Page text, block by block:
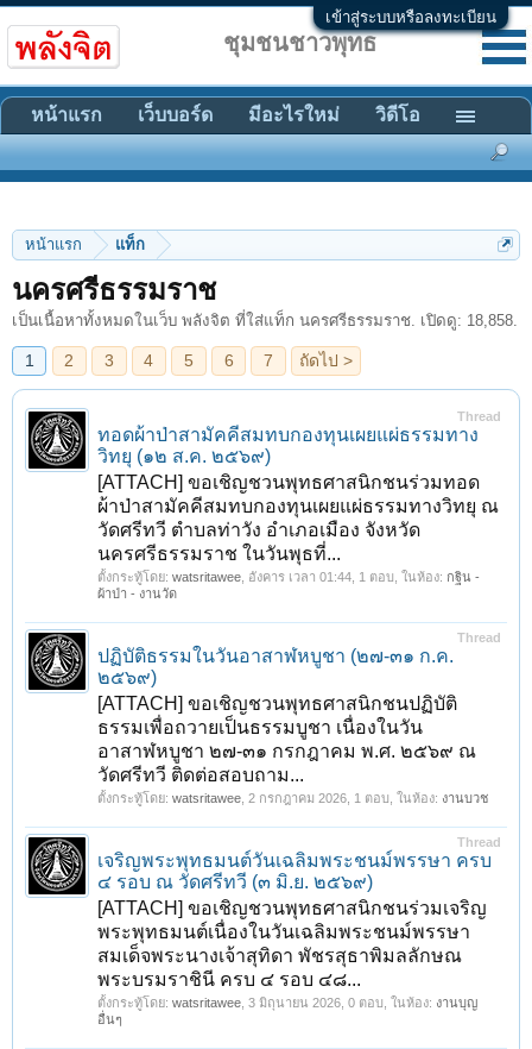
เข้าสู่ระบบหรือลงทะเบียน
หน้าแรก แท็ก
นครศรีธรรมราช
เป็นเนื้อหาทั้งหมดในเว็บ พลังจิต ที่ใส่แท็ก นครศรีธรรมราช. เปิดดู: 18,858.
1 2 3 4 5 6 7 ถัดไป >
Thread
ทอดผ้าป่าสามัคคีสมทบกองทุนเผยแผ่ธรรมทาง
วิทยุ (๑๒ ส.ค. ๒๕๖๙)
[ATTACH] ขอเชิญชวนพุทธศาสนิกชนร่วมทอด
ผ้าป่าสามัคคีสมทบกองทุนเผยแผ่ธรรมทางวิทยุ ณ
วัดศรีทวี ตำบลท่าวัง อำเภอเมือง จังหวัด
นครศรีธรรมราช ในวันพุธที่...
ตั้งกระทู้โดย: watsritawee อังคาร เวลา 01:44 , 1 ตอบ, ในห้อง: กฐิน -
ผ้าป่า - งานวัด
Thread
ปฏิบัติธรรมในวันอาสาฬหบูชา (๒๗-๓๑ ก.ค.
๒๕๖๙)
[ATTACH] ขอเชิญชวนพุทธศาสนิกชนปฏิบัติ
ธรรมเพื่อถวายเป็นธรรมบูชา เนื่องในวัน
อาสาฬหบูชา ๒๗-๓๑ กรกฎาคม พ.ศ. ๒๕๖๙ ณ
วัดศรีทวี ติดต่อสอบถาม...
ตั้งกระทู้โดย: watsritawee 2 กรกฎาคม 2026 , 1 ตอบ, ในห้อง: งานบวช
Thread
เจริญพระพุทธมนต์วันเฉลิมพระชนม์พรรษา ครบ
๔ รอบ ณ วัดศรีทวี (๓ มิ.ย. ๒๕๖๙)
[ATTACH] ขอเชิญชวนพุทธศาสนิกชนร่วมเจริญ
พระพุทธมนต์เนื่องในวันเฉลิมพระชนม์พรรษา
สมเด็จพระนางเจ้าสุทิดา พัชรสุธาพิมลลักษณ
พระบรมราชินี ครบ ๔ รอบ ๔๘...
ตั้งกระทู้โดย: watsritawee 3 มิถุนายน 2026 , 0 ตอบ, ในห้อง: งานบุญ
อื่นๆ
ชุมชนชาวพุทธ
หน้าแรก เว็บบอร์ด มีอะไรใหม่ วิดีโอ